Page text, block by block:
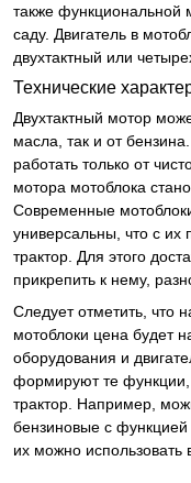
также
саду. Двигатель в
двухтактный или
Технические
Двухтактный мотор
масла, так и от
работать только от
мотора мотоблока
Современные
универсальны, что с
трактор. Для этого
прикрепить к нему,
Следует отметить, что
мотоблоки цена будет
оборудования и
формируют те функции,
трактор. Например,
бензиновые с функцией
их можно использовать